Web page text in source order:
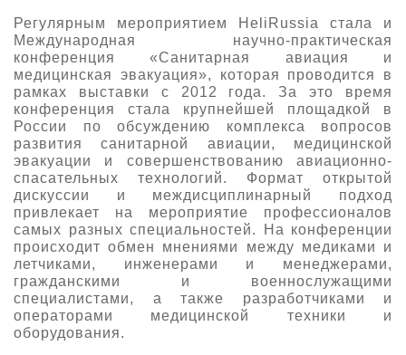
Регулярным мероприятием HeliRussia стала и
Международная научно-практическая
конференция «Санитарная авиация и
медицинская эвакуация», которая проводится в
рамках выставки с 2012 года. За это время
конференция стала крупнейшей площадкой в
России по обсуждению комплекса вопросов
развития санитарной авиации, медицинской
эвакуации и совершенствованию авиационно-
спасательных технологий. Формат открытой
дискуссии и междисциплинарный подход
привлекает на мероприятие профессионалов
самых разных специальностей. На конференции
происходит обмен мнениями между медиками и
летчиками, инженерами и менеджерами,
гражданскими и военнослужащими
специалистами, а также разработчиками и
операторами медицинской техники и
оборудования.